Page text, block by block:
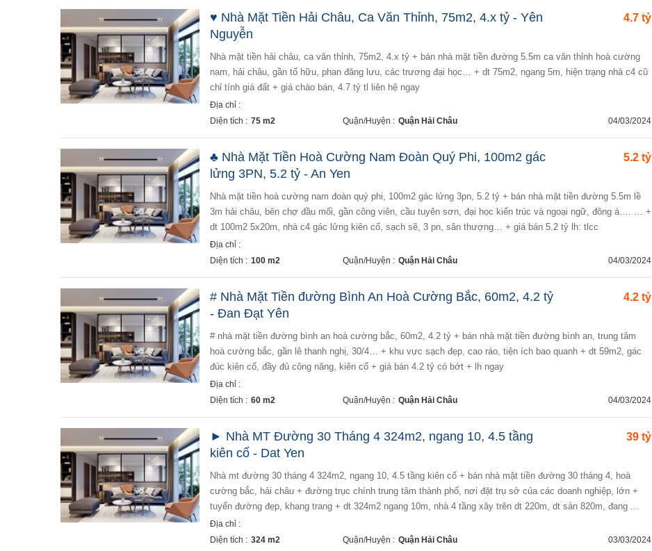
4.7 tỷ
♥ Nhà Mặt Tiền Hải Châu, Ca Văn Thỉnh, 75m2, 4.x tỷ - Yên
Nguyễn
nhà mặt tiền hải châu, ca văn thỉnh, 75m2, 4.x tỷ + bán nhà mặt tiền đường 5.5m ca văn thỉnh hoà cường
nam, hải châu, gần tố hữu, phan đăng lưu, các trương đại học… + dt 75m2, ngang 5m, hiện trạng nhà c4 cũ
chỉ tính giá đất + giá chào bán, 4.7 tỷ tl liên hệ ngay
Địa chỉ :
Diện tích : 75 m2 Quận/Huyện : Quận Hải Châu 04/03/2024
5.2 tỷ
♣ Nhà Mặt Tiền Hoà Cường Nam Đoàn Quý Phi, 100m2 gác
lửng 3PN, 5.2 tỷ - An Yen
nhà mặt tiền hoà cường nam đoàn quý phi, 100m2 gác lửng 3pn, 5.2 tỷ + bán nhà mặt tiền đường 5.5m lề
3m hải châu, bên chợ đầu mối, gần công viên, cầu tuyên sơn, đại học kiến trúc và ngoại ngữ, đông á…. … +
dt 100m2 5x20m, nhà c4 gác lửng kiên cố, sạch sẽ, 3 pn, sân thượng… + giá bán 5.2 tỷ lh: tlcc
Địa chỉ :
Diện tích : 100 m2 Quận/Huyện : Quận Hải Châu 04/03/2024
4.2 tỷ
# Nhà Mặt Tiền đường Bình An Hoà Cường Bắc, 60m2, 4.2 tỷ
- Đan Đạt Yên
# nhà mặt tiền đường bình an hoà cường bắc, 60m2, 4.2 tỷ + bán nhà mặt tiền đường bình an, trung tâm
hoà cường bắc, gần lê thanh nghị, 30/4… + khu vực sạch đẹp, cao ráo, tiện ích bao quanh + dt 59m2, gác
đúc kiên cố, đầy đủ công năng, kiên cố + giá bán 4.2 tỷ có bớt + lh ngay
Địa chỉ :
Diện tích : 60 m2 Quận/Huyện : Quận Hải Châu 04/03/2024
39 tỷ
► Nhà MT Đường 30 Tháng 4 324m2, ngang 10, 4.5 tầng
kiên cố - Dat Yen
nhà mt đường 30 tháng 4 324m2, ngang 10, 4.5 tầng kiên cố + bán nhà mặt tiền đường 30 tháng 4, hoà
cường bắc, hải châu + đường trục chính trung tâm thành phố, nơi đặt trụ sở của các doanh nghiệp, lớn +
tuyến đường đẹp, khang trang + dt 324m2 ngang 10m, nhà 4 tầng xây trên dt 220m, dt sàn 820m, đang ...
Địa chỉ :
Diện tích : 324 m2 Quận/Huyện : Quận Hải Châu 03/03/2024